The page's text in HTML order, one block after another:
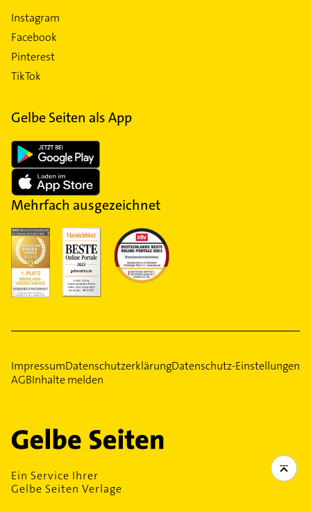
Instagram
Facebook
Pinterest
TikTok
Gelbe Seiten als App
Mehrfach ausgezeichnet
ImpressumDatenschutzerklärungDatenschutz-Einstellungen
AGBInhalte melden
Ein Service Ihrer
Gelbe Seiten Verlage